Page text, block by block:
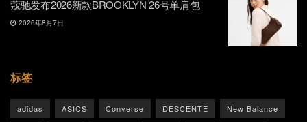
蔻驰发布2026新款BROOKLYN 26号单肩包
2026年8月7日
标签
adidas ASICS Converse DESCENTE New Balance